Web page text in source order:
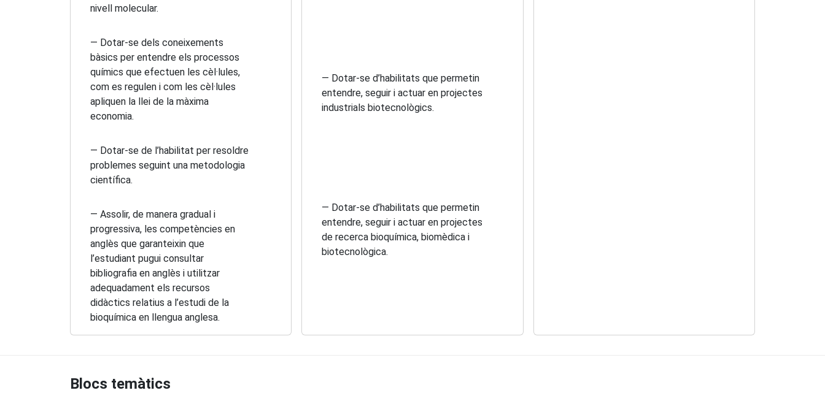
nivell molecular.
— Dotar-se dels coneixements
bàsics per entendre els processos
químics que efectuen les cèl·lules,
com es regulen i com les cèl·lules
apliquen la llei de la màxima
economia.
— Dotar-se de l’habilitat per resoldre
problemes seguint una metodologia
científica.
— Assolir, de manera gradual i
progressiva, les competències en
anglès que garanteixin que
l’estudiant pugui consultar
bibliografia en anglès i utilitzar
adequadament els recursos
didàctics relatius a l’estudi de la
bioquímica en llengua anglesa.
— Dotar-se d’habilitats que permetin
entendre, seguir i actuar en projectes
industrials biotecnològics.
— Dotar-se d’habilitats que permetin
entendre, seguir i actuar en projectes
de recerca bioquímica, biomèdica i
biotecnològica.
Blocs temàtics